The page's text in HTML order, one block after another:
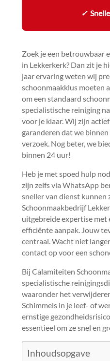
✓
Zoek je een betrouwbaar
in Lekkerkerk? Dan zit je
jaar ervaring weten wij
schoonmaakklus moeten
om een standaard
specialistische reiniging
voor je klaar.​ Wij zijn
garanderen dat we
verzoek.​ Nog beter, we
binnen 24 uur!
Heb je met spoed hulp
zijn zelfs via WhatsApp
sneller van dienst kunnen
Schoonmaakbedrijf
uitgebreide expertise met
efficiënte aanpak.​ Jouw
centraal.​ Wacht niet
contact op voor een
Bij Calamiteiten
specialistische
waaronder het
Schimmels in je leef- of
ernstige
essentieel om ze snel en
Inhoudsopgave